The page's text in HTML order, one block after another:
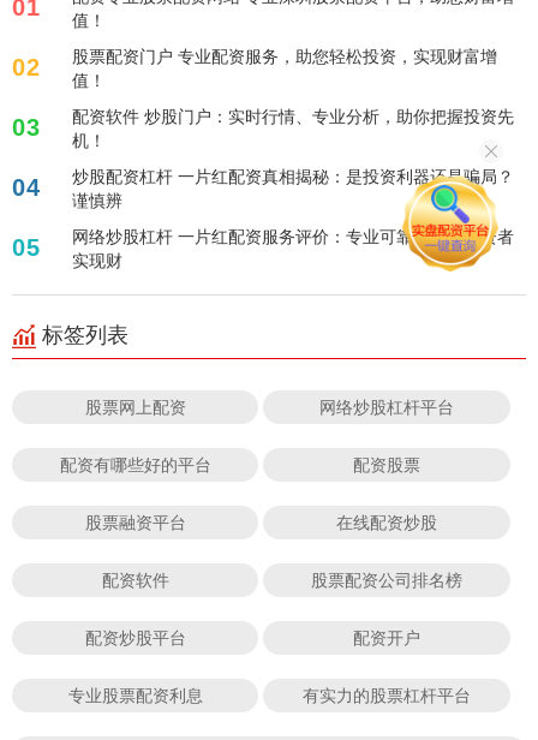
01
值！
02
股票配资门户 专业配资服务，助您轻松投资，实现财富增
值！
03
配资软件 炒股门户：实时行情、专业分析，助你把握投资先
机！
04
炒股配资杠杆 一片红配资真相揭秘：是投资利器还是骗局？
谨慎辨
05
网络炒股杠杆 一片红配资服务评价：专业可靠，助力投资者
实现财
标签列表
股票网上配资 网络炒股杠杆平台
配资有哪些好的平台 配资股票
股票融资平台 在线配资炒股
配资软件 股票配资公司排名榜
配资炒股平台 配资开户
专业股票配资利息 有实力的股票杠杆平台